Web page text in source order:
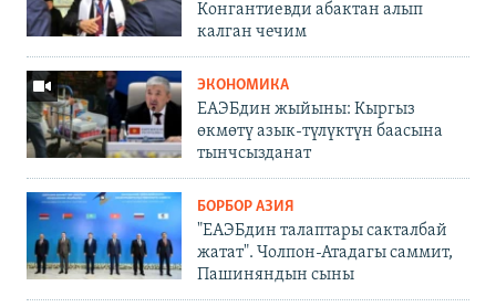
Конгантиевди абактан алып
калган чечим
ЭКОНОМИКА
ЕАЭБдин жыйыны: Кыргыз
өкмөтү азык-түлүктүн баасына
тынчсызданат
БОРБОР АЗИЯ
"ЕАЭБдин талаптары сакталбай
жатат". Чолпон-Атадагы саммит,
Пашиняндын сыны